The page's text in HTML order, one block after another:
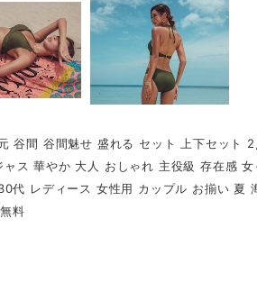
谷間 谷間魅せ 盛れる セット 上下セット
ス 華やか 大人 おしゃれ 主役級 存在感
代 レディース 女性用 カップル お揃い 夏
料